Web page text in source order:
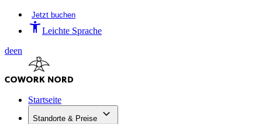
Jetzt buchen
Leichte Sprache
deen
Startseite
Standorte & Preise